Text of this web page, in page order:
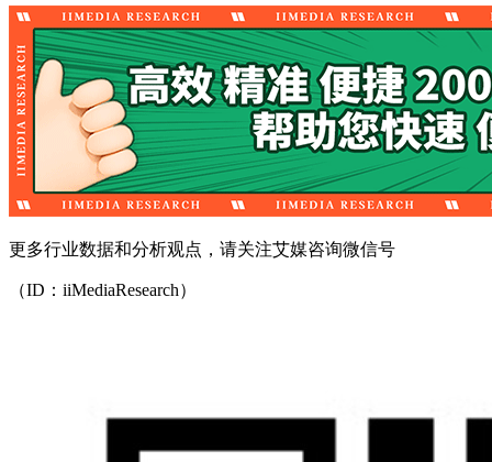
更多行业数据和分析观点，请关注艾媒咨询微信号
（ID：iiMediaResearch）